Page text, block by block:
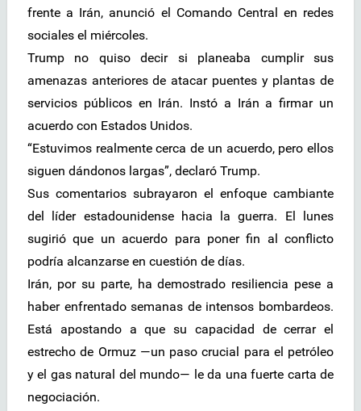
frente a Irán, anunció el Comando Central en redes
sociales el miércoles.
Trump no quiso decir si planeaba cumplir sus
amenazas anteriores de atacar puentes y plantas de
servicios públicos en Irán. Instó a Irán a firmar un
acuerdo con Estados Unidos.
“Estuvimos realmente cerca de un acuerdo, pero ellos
siguen dándonos largas”, declaró Trump.
Sus comentarios subrayaron el enfoque cambiante
del líder estadounidense hacia la guerra. El lunes
sugirió que un acuerdo para poner fin al conflicto
podría alcanzarse en cuestión de días.
Irán, por su parte, ha demostrado resiliencia pese a
haber enfrentado semanas de intensos bombardeos.
Está apostando a que su capacidad de cerrar el
estrecho de Ormuz —un paso crucial para el petróleo
y el gas natural del mundo— le da una fuerte carta de
negociación.